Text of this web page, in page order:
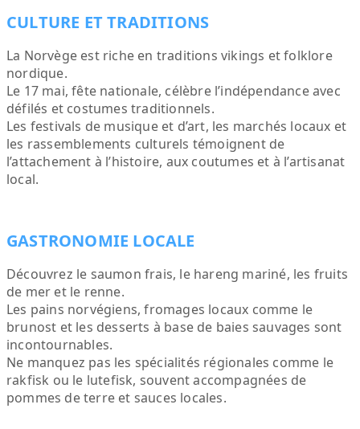
CULTURE ET TRADITIONS
La Norvège est riche en traditions vikings et folklore
nordique.
Le 17 mai, fête nationale, célèbre l’indépendance avec
défilés et costumes traditionnels.
Les festivals de musique et d’art, les marchés locaux et
les rassemblements culturels témoignent de
l’attachement à l’histoire, aux coutumes et à l’artisanat
local.
GASTRONOMIE LOCALE
Découvrez le saumon frais, le hareng mariné, les fruits
de mer et le renne.
Les pains norvégiens, fromages locaux comme le
brunost et les desserts à base de baies sauvages sont
incontournables.
Ne manquez pas les spécialités régionales comme le
rakfisk ou le lutefisk, souvent accompagnées de
pommes de terre et sauces locales.